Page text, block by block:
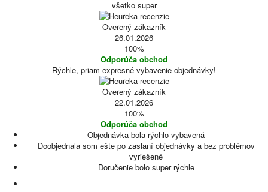
všetko super
Overený zákazník
26.01.2026
100%
Odporúča obchod
Rýchle, priam expresné vybavenie objednávky!
Overený zákazník
22.01.2026
100%
Odporúča obchod
Objednávka bola rýchlo vybavená
Doobjednala som ešte po zaslaní objednávky a bez problémov
vyriešené
Doručenie bolo super rýchle
-